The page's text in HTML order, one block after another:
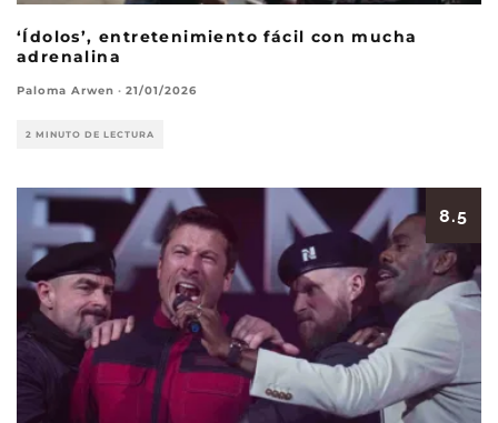
‘Ídolos’, entretenimiento fácil con mucha
adrenalina
Paloma Arwen · 21/01/2026
2 MINUTO DE LECTURA
8.5